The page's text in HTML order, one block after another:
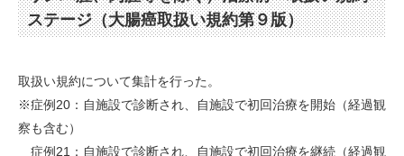
ステージ（大腸癌取扱い規約第９版）
取扱い規約について集計を行った。
※症例20：自施設で診断され、自施設で初回治療を開始（経過観
察も含む）
症例21：自施設で診断され、自施設で初回治療を継続（経過観